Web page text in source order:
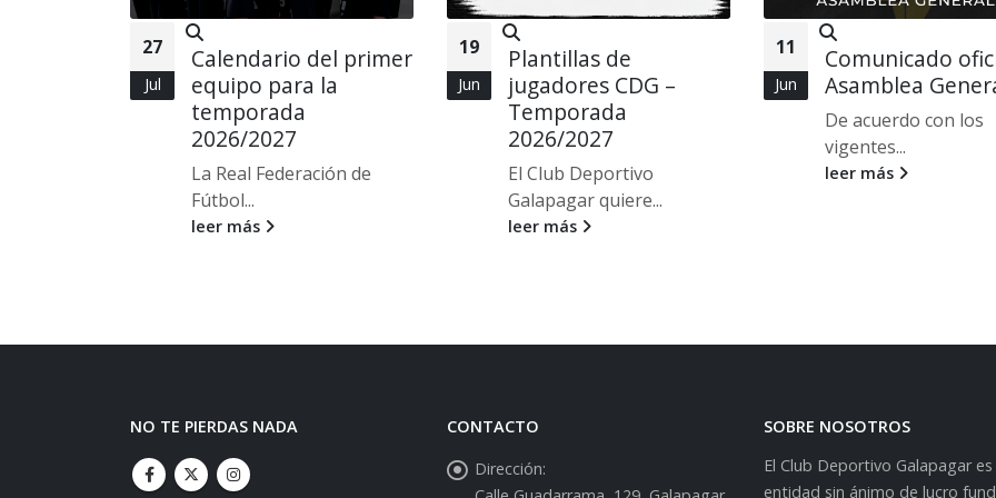
27
Jul
Calendario del primer
equipo para la
temporada
2026/2027
La Real Federación de
Fútbol...
leer más
19
Jun
Plantillas de
jugadores CDG –
Temporada
2026/2027
El Club Deportivo
Galapagar quiere...
leer más
11
Jun
Comunicado
Asamblea
De acuerdo con los
vigentes...
leer más
NO TE PIERDAS NADA
CONTACTO
Dirección:
SOBRE NOSOTROS
El Club Deportivo Galapagar es
entidad sin ánimo de lucro